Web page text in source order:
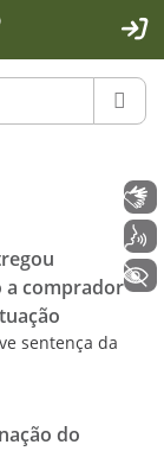
comprador
sentença da
do